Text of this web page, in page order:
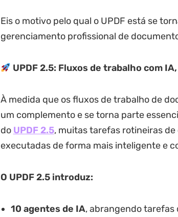
Eis o motivo pelo qual o UPDF está se
gerenciamento profissional de
UPDF 2.5: Fluxos de trabalho com
À medida que os fluxos de trabalho de
um complemento e se torna parte
do UPDF 2.5, muitas tarefas rotineiras
executadas de forma mais inteligente e
O UPDF 2.5 introduz:
10 agentes de IA, abrangendo tarefas